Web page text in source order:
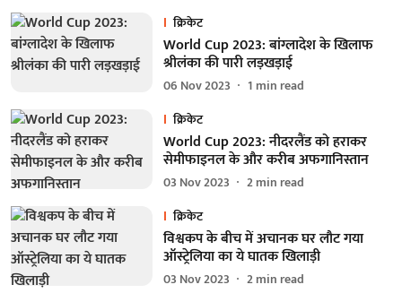
क्रिकेट
World Cup 2023: बांग्लादेश के खिलाफ
श्रीलंका की पारी लड़खड़ाई
06 Nov 2023 1 min read
क्रिकेट
World Cup 2023: नीदरलैंड को हराकर
सेमीफाइनल के और करीब अफगानिस्तान
03 Nov 2023 2min read
क्रिकेट
विश्वकप के बीच में अचानक घर लौट गया
ऑस्ट्रेलिया का ये घातक खिलाड़ी
03 Nov 2023 2min read